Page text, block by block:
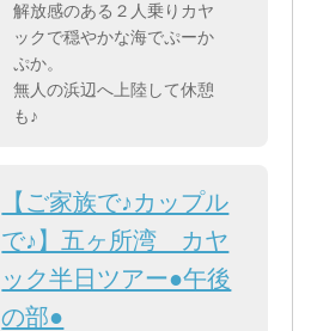
解放感のある２人乗りカヤ
ックで穏やかな海でぷーか
ぷか。
無人の浜辺へ上陸して休憩
も♪
【ご家族で♪カップル
で♪】五ヶ所湾 カヤ
ック半日ツアー●午後
の部●